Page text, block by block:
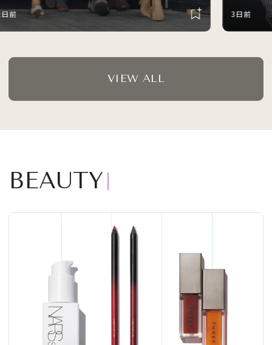
イター監督にイン
3日前
VIEW ALL
BEAUTY